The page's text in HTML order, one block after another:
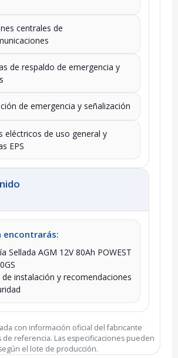
centrales de
de respaldo de emergencia y
de emergencia y señalización
eléctricos de uso general y
EPS
encontrarás:
Sellada AGM 12V 80Ah POWEST
de instalación y recomendaciones
con información oficial del fabricante
de referencia. Las especificaciones pueden
el lote de producción.